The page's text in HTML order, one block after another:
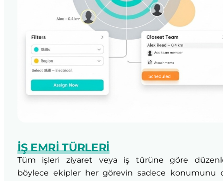
İŞ EMRI TÜRLERI
Tüm işleri ziyaret veya iş türüne göre
böylece ekipler her görevin sadece konumunu